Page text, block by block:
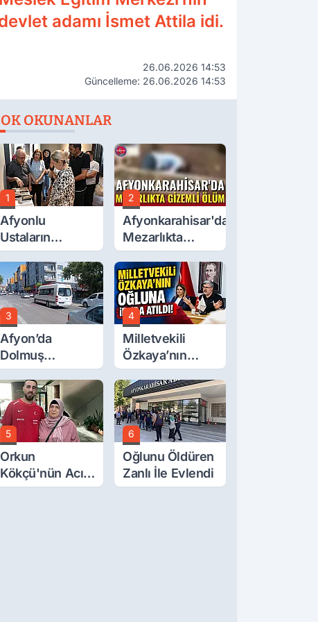
adamı İsmet Attila idi.
26.06.2026 14:53
Güncelleme: 26.06.2026 14:53
OKUNANLAR
1
Afyonlu
Ustaların
Eserleri
Görücüye Çıktı
2
Afyonkarahisar'da
Mezarlıkta
Gizemli Ölüm
3
Afyon’da
Dolmuş
Ücretlerine
Yüzde 40 Zam
Talebi
4
Milletvekili
Özkaya’nın
Oğluna İftira
Atıldı
5
Orkun
Kökçü'nün Acı
Günü... Cenaze
6
Oğlunu Öldüren
Zanlı İle Evlendi